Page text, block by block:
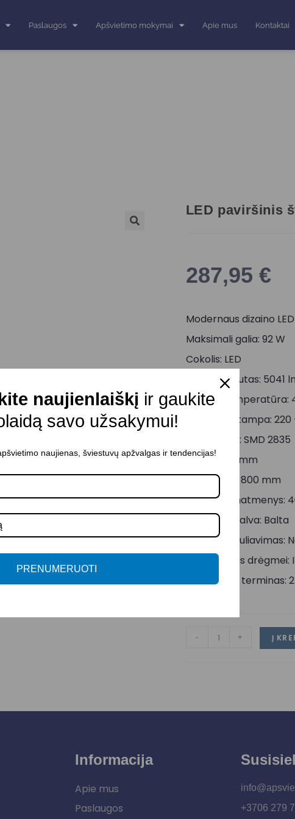
Paslaugos Apšvietimo mokymai Apie mus Kontaktai
LED paviršinis
287,95 €
Modernaus dizaino
Maksimali galia: 92 W
Cokolis: LED
Šviesos srautas: 5041
Šviesos temperatūra:
Maitinimo įtampa:
Diodo tipas: SMD 2835
Aukštis: 110 mm
Diametras: 800 mm
Pagrindo matmenys:
Korpuso spalva: Balta
Šviesos reguliavimas:
Atsparumas drėgmei:
Pristatymo terminas:
- + Į
Informacija
Apie mus
Paslaugos
+3706 279
naujienlaiškį ir gaukite
savo užsakymui!
naujienas, šviestuvų apžvalgas ir tendencijas!
PRENUMERUOTI